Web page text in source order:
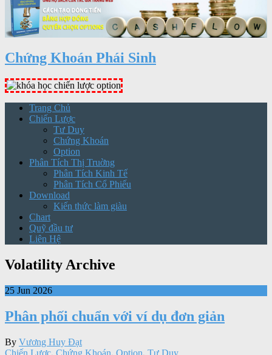
Chứng Khoán Phái Sinh
Trang Chủ
Chiến Lược
Tư Duy
Chứng Khoán
Option
Phân Tích Thị Truờng
Phân Tích Kinh Tế
Phân Tích Cổ Phiếu
Download
Kiến thức làm giàu
Chart
Quỹ đầu tư
Liên Hệ
Volatility Archive
25 Jun 2026
Phân phối chuẩn với ví dụ đơn giản
By Vương Huy Đạt
Chiến Lược, Chứng Khoán, Option, Tư Duy